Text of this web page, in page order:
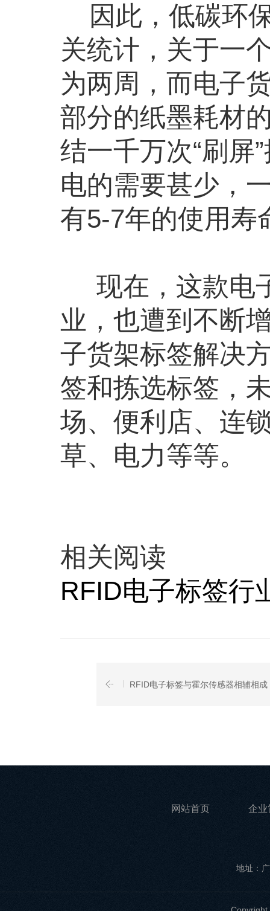
因此，低碳环
关统计，关于一
为两周，而电子
部分的纸墨耗材
结一千万次“刷屏
电的需要甚少，
有5-7年的使用寿
现在，这款电
业，也遭到不断
子货架标签解决
签和拣选标签，
场、便利店、连
草、电力等等。
相关阅读
RFID电子标签行
RFID电子标签与霍尔传感器相辅相成
网站首页 企业
地址：